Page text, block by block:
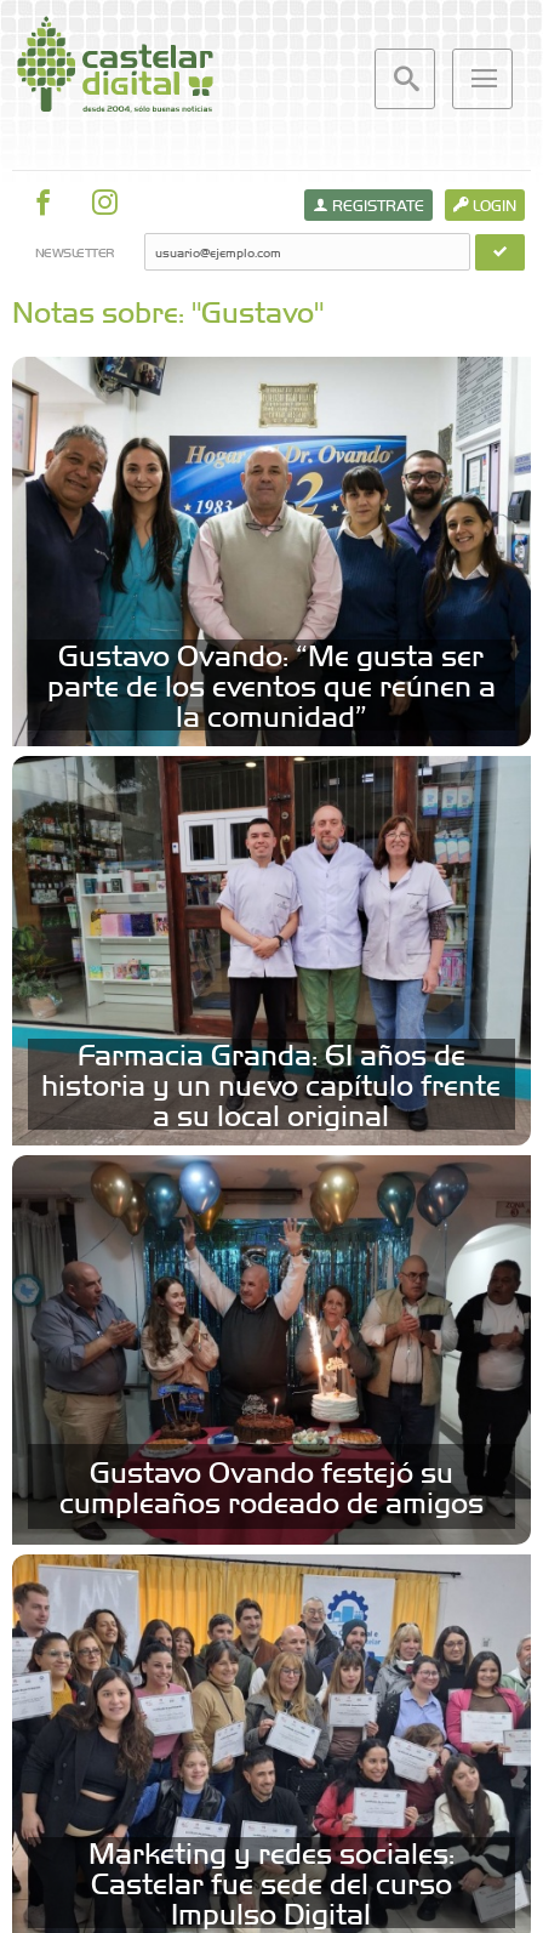
LOGIN
REGISTRATE
NEWSLETTER
Notas sobre: "Gustavo"
Gustavo Ovando: “Me gusta ser
parte de los eventos que reúnen a
la comunidad”
Farmacia Granda: 61 años de
historia y un nuevo capítulo frente
a su local original
Gustavo Ovando festejó su
cumpleaños rodeado de amigos
Marketing y redes sociales:
Castelar fue sede del curso
Impulso Digital